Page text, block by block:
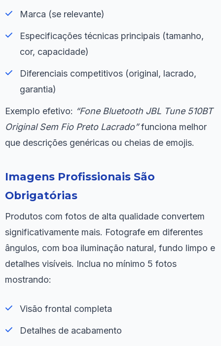
Marca (se relevante)
Especificações técnicas principais (tamanho,
cor, capacidade)
Diferenciais competitivos (original, lacrado,
garantia)
Exemplo efetivo: “Fone Bluetooth JBL Tune 510BT
Original Sem Fio Preto Lacrado”funciona melhor
que descrições genéricas ou cheias de emojis.
Imagens Profissionais São
Obrigatórias
Produtos com fotos de alta qualidade convertem
significativamente mais. Fotografe em diferentes
ângulos, com boa iluminação natural, fundo limpo e
detalhes visíveis. Inclua no mínimo 5 fotos
mostrando:
Visão frontal completa
Detalhes de acabamento